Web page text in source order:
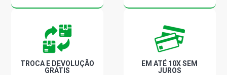
TROCA E DEVOLUÇÃO
GRÁTIS
EM ATÉ 10X SEM
JUROS